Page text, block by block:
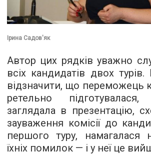
Ірина Садов'як
Автор цих рядків уважно
всіх кандидатів двох
відзначити, що переможець
ретельно
заглядала в презентацію,
зауваження комісії до
першого туру, намагалася
їхніх помилок — і у неї це